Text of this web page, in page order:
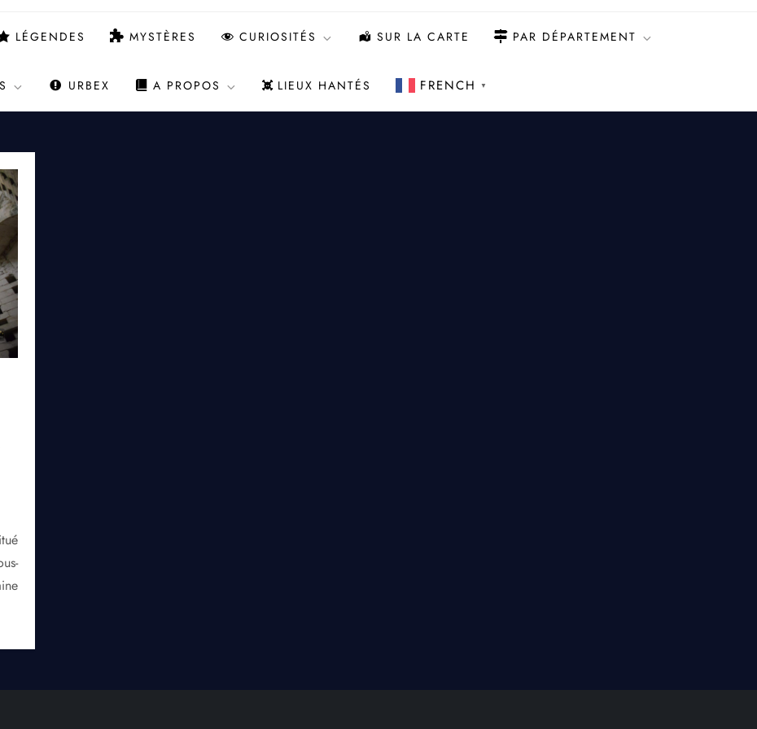
LÉGENDES MYSTÈRES CURIOSITÉS SUR LA CARTE PAR DÉPARTEMENT
URBEX A PROPOS LIEUX HANTÉS FRENCH ▼